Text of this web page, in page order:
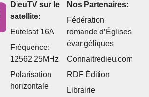
DieuTV sur le
satellite:
Eutelsat 16A
Fréquence:
12562.25MHz
Polarisation
horizontale
Nos Partenaires:
Fédération
romande d’Églises
évangéliques
Connaitredieu.com
RDF Édition
Librairie